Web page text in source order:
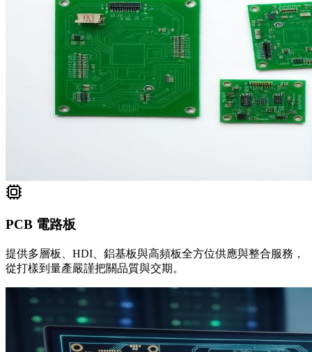
PCB 電路板
提供多層板、HDI、鋁基板與高頻板全方位供應與整合服務，
從打樣到量產嚴謹把關品質與交期。